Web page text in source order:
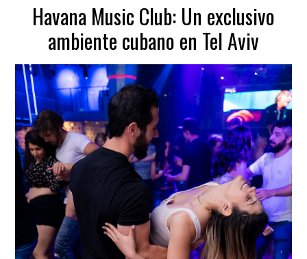
Havana Music Club: Un exclusivo
ambiente cubano en Tel Aviv